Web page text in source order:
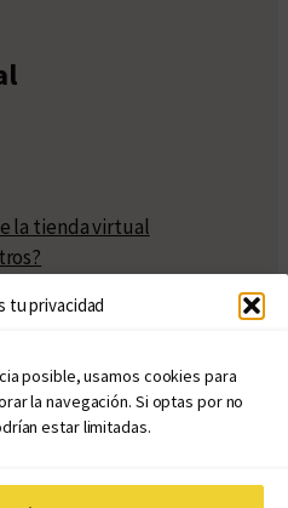
tu privacidad
posible, usamos cookies para
la navegación. Si optas por no
estar limitadas.
la tienda virtual